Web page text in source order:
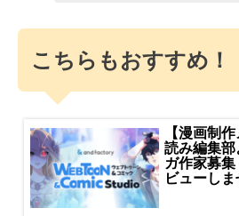
こちらもおすすめ！
【漫画制
読み編集
ガ作家募
ビューしま